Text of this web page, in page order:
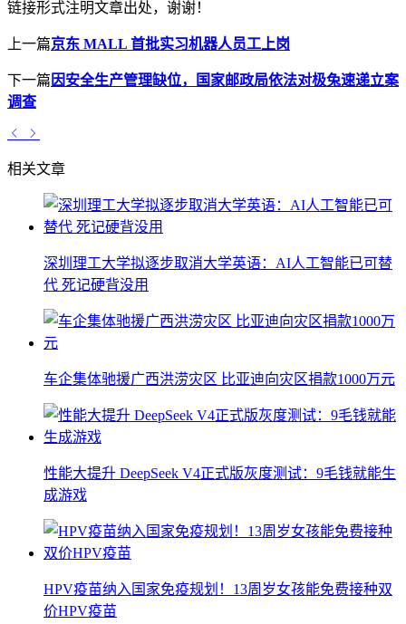
链接形式注明文章出处，谢谢！
上一篇京东 MALL 首批实习机器人员工上岗
下一篇 因安全生产管理缺位，国家邮政局依法对极兔速递立案
调查
相关文章
深圳理工大学拟逐步取消大学英语：AI人工智能已可替
代 死记硬背没用
车企集体驰援广西洪涝灾区 比亚迪向灾区捐款1000万元
性能大提升 DeepSeek V4正式版灰度测试：9毛钱就能生
成游戏
HPV疫苗纳入国家免疫规划！13周岁女孩能免费接种双
价HPV疫苗